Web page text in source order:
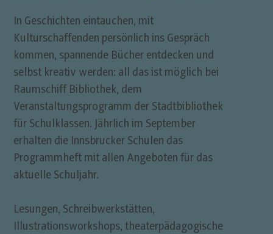
In Geschichten eintauchen, mit
Kulturschaffenden persönlich ins Gespräch
kommen, spannende Bücher entdecken und
selbst kreativ werden: all das ist möglich bei
Raumschiff Bibliothek, dem
Veranstaltungsprogramm der Stadtbibliothek
für Schulklassen. Jährlich im September
erhalten die Innsbrucker Schulen das
Programmheft mit allen Angeboten für das
aktuelle Schuljahr.
Lesungen, Schreibwerkstätten,
Illustrationsworkshops, theaterpädagogische